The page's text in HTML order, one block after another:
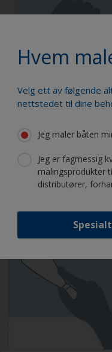
La dette ligge på
for å virke. Tiden
temperatur og
Hvem
Velg ett av følgende
nettstedet til dine
Jeg maler båten
Jeg er fagmessig
malingsprodukter
distributører,